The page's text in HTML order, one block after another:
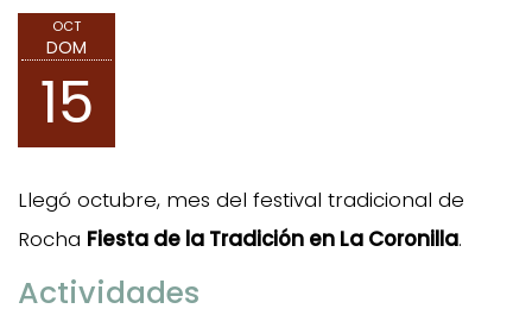
OCT
DOM
15
Llegó octubre, mes del festival tradicional de
Rocha Fiesta de la Tradición en La Coronilla.
Actividades